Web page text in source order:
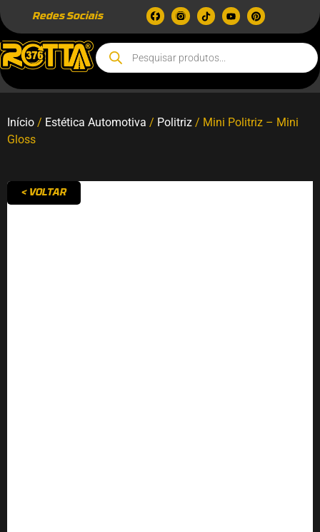
Redes Sociais
Início / Estética Automotiva / Politriz / Mini Politriz – Mini
Gloss
< VOLTAR